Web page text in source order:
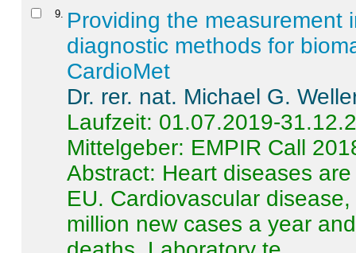
9
Providing the measurement
diagnostic methods for
CardioMet
Dr. rer. nat. Michael G.
Laufzeit: 01.07.2019-
Mittelgeber: EMPIR Call
Abstract: Heart diseases
EU. Cardiovascular
million new cases a year